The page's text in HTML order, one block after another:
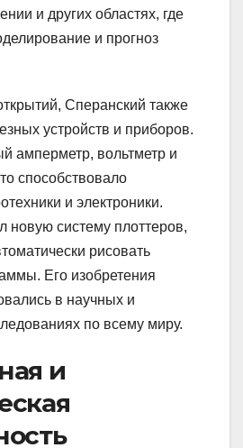
и других областях, где
и прогноз
Сперанский также
устройств и приборов.
амперметр, вольтметр и
способствовало
и электроники.
новую систему плоттеров,
рисовать
Его изобретения
в научных и
по всему миру.
и